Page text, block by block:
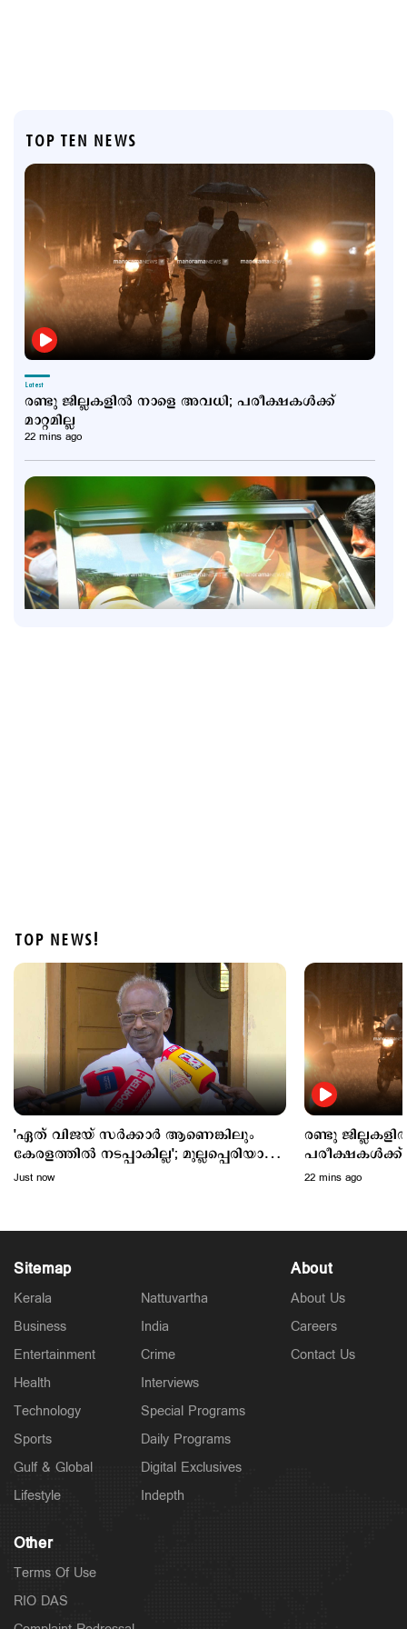
TOP TEN NEWS
Latest
രണ്ടു ജില്ലകളില്‍ നാളെ അവധി; പരീക്ഷകൾക്ക്
മാറ്റമില്ല
22 mins ago
കോഴിക്കോട് ജില്ലയില്‍ നാളെ അവധി; പ്രഫഷനല്‍
കോളജുകള്‍ക്ക് ബാധമകല്ല
2 hours ago
Latest
ഇരയായവരുടെ അസാധാരണ പ്രതിഷേധം
2 hours ago
TOP NEWS!
'ഏത് വിജയ് സര്‍ക്കാര്‍ ആണെങ്കിലും
കേരളത്തില്‍ നടപ്പാകില്ല'; മുല്ലപ്പെരിയാര്‍
വിഷയത്തില്‍ പ്രതികരിച്ച് എംഎം മണി
Just now
രണ്ടു
പരീക്ഷകൾക്ക്
22 mins ago
Sitemap
Kerala
Business
Entertainment
Health
Technology
Sports
Gulf & Global
Lifestyle
Nattuvartha
India
Crime
Interviews
Special Programs
Daily Programs
Digital Exclusives
Indepth
About
About Us
Careers
Contact Us
Other
Terms Of Use
RIO DAS